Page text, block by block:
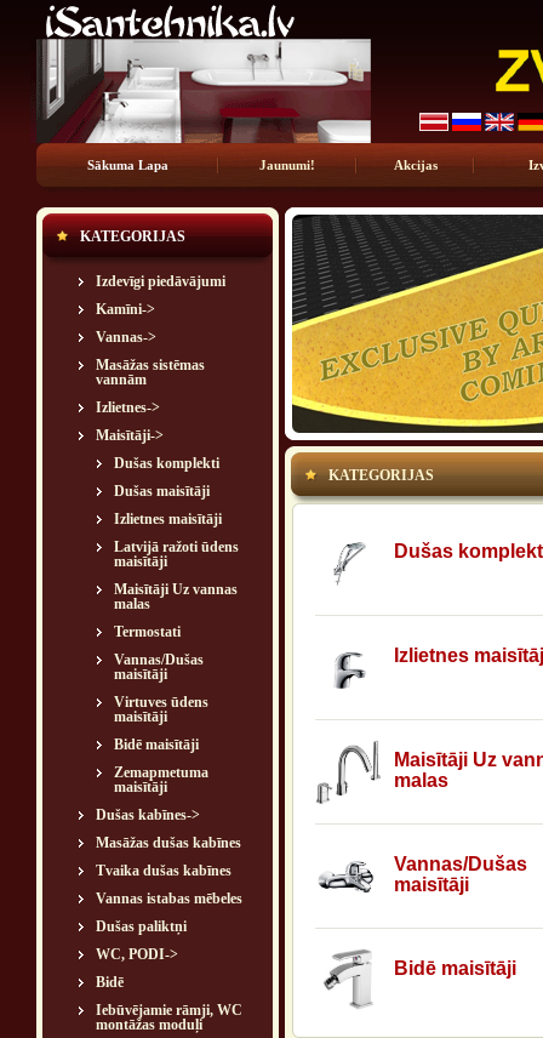
Sākuma Lapa Jaunumi! Akcijas
KATEGORIJAS
Izdevīgi piedāvājumi
Kamīni->
Vannas->
Masāžas sistēmas
vannām
Izlietnes->
Maisītāji->
Dušas komplekti
Dušas maisītāji
Izlietnes maisītāji
Latvijā ražoti ūdens
maisītāji
Maisītāji Uz vannas
malas
Termostati
Vannas/Dušas
maisītāji
Virtuves ūdens
maisītāji
Bidē maisītāji
Zemapmetuma
maisītāji
Dušas kabīnes->
Masāžas dušas kabīnes
Tvaika dušas kabīnes
Vannas istabas mēbeles
Dušas paliktņi
WC, PODI->
Bidē
Iebūvējamie rāmji, WC
montāžas moduļi
KATEGORIJAS
Dušas
Izlietnes
Maisītāji Uz
malas
Vannas/Dušas
maisītāji
Bidē maisītāji